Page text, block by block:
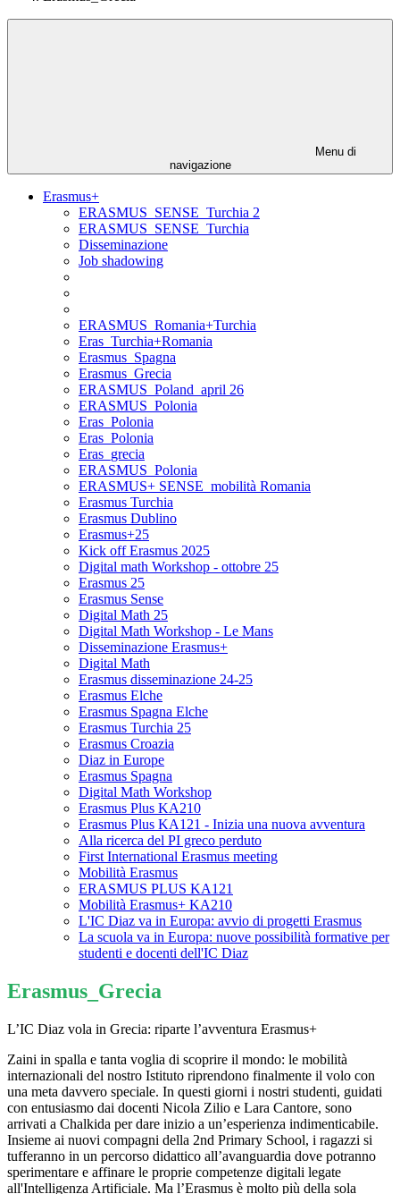
Menu di
navigazione
Erasmus+
ERASMUS_SENSE_Turchia 2
ERASMUS_SENSE_Turchia
Disseminazione
Job shadowing
ERASMUS_Romania+Turchia
Eras_Turchia+Romania
Erasmus_Spagna
Erasmus_Grecia
ERASMUS_Poland_april 26
ERASMUS_Polonia
Eras_Polonia
Eras_Polonia
Eras_grecia
ERASMUS_Polonia
ERASMUS+ SENSE_mobilità Romania
Erasmus Turchia
Erasmus Dublino
Erasmus+25
Kick off Erasmus 2025
Digital math Workshop - ottobre 25
Erasmus 25
Erasmus Sense
Digital Math 25
Digital Math Workshop - Le Mans
Disseminazione Erasmus+
Digital Math
Erasmus disseminazione 24-25
Erasmus Elche
Erasmus Spagna Elche
Erasmus Turchia 25
Erasmus Croazia
Diaz in Europe
Erasmus Spagna
Digital Math Workshop
Erasmus Plus KA210
Erasmus Plus KA121 - Inizia una nuova avventura
Alla ricerca del PI greco perduto
First International Erasmus meeting
Mobilità Erasmus
ERASMUS PLUS KA121
Mobilità Erasmus+ KA210
L'IC Diaz va in Europa: avvio di progetti Erasmus
La scuola va in Europa: nuove possibilità formative per
studenti e docenti dell'IC Diaz
Erasmus_Grecia
L’IC Diaz vola in Grecia: riparte l’avventura Erasmus+
​Zaini in spalla e tanta voglia di scoprire il mondo: le mobilità
internazionali del nostro Istituto riprendono finalmente il volo con
una meta davvero speciale. In questi giorni i nostri studenti, guidati
con entusiasmo dai docenti Nicola Zilio e Lara Cantore, sono
arrivati a Chalkida per dare inizio a un’esperienza indimenticabile.
​Insieme ai nuovi compagni della 2nd Primary School, i ragazzi si
tufferanno in un percorso didattico all’avanguardia dove potranno
sperimentare e affinare le proprie competenze digitali legate
all'Intelligenza Artificiale. Ma l’Erasmus è molto più della sola